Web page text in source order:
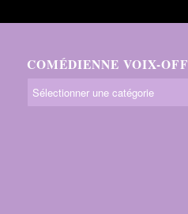
COMÉDIENNE VOIX-OFF